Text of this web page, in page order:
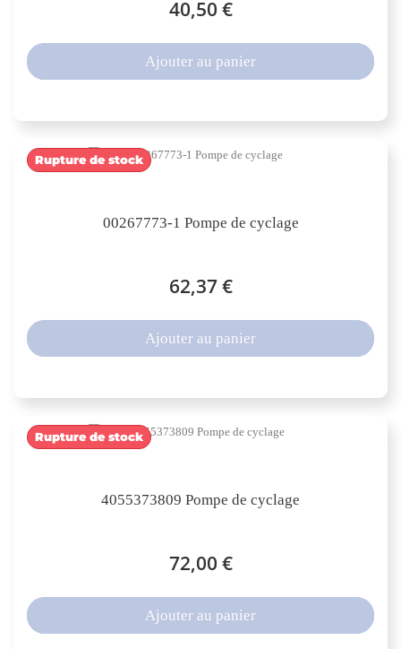
40,50 €
Ajouter au panier
00267773-1 Pompe de cyclage
62,37 €
Rupture de stock
Ajouter au panier
4055373809 Pompe de cyclage
72,00 €
Rupture de stock
Ajouter au panier